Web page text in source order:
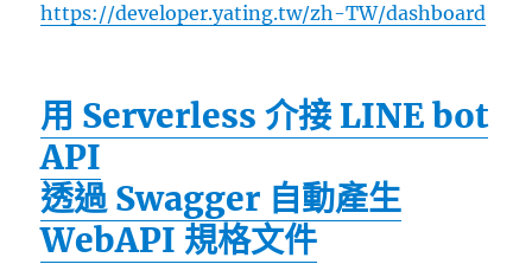
https://developer.yating.tw/zh-TW/dashboard
用 Serverless 介接 LINE bot
API
透過 Swagger 自動產生
WebAPI 規格文件